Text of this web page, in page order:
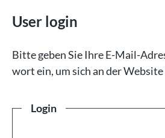
User login
Bit­te ge­ben Sie Ih­re E-Mail-
wort ein, um sich an der
Login